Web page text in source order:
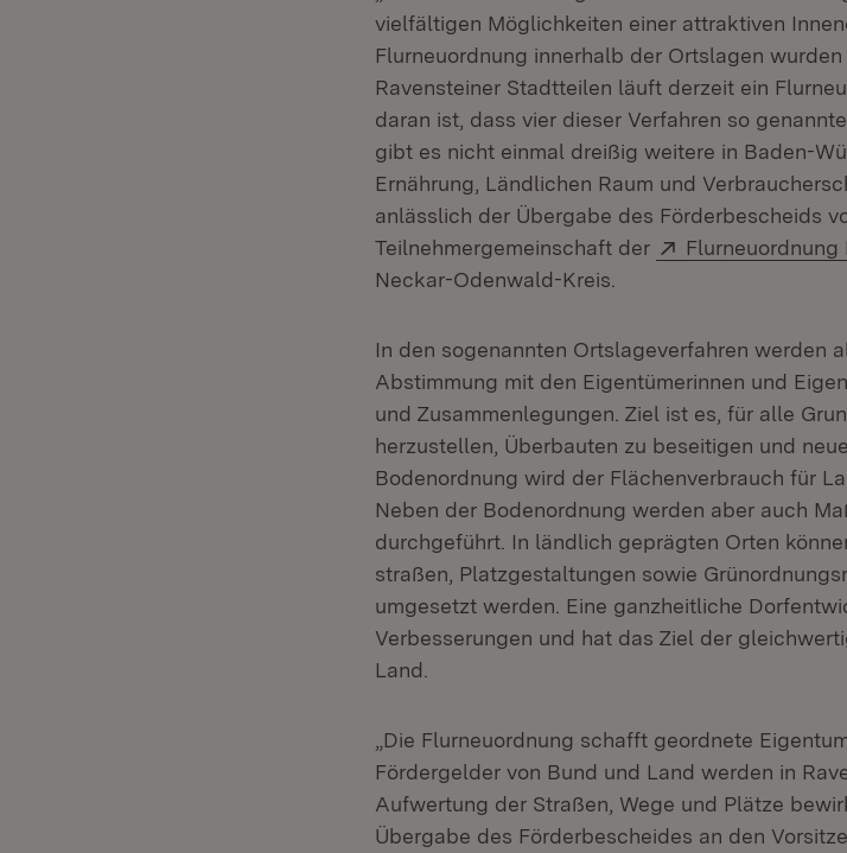
vielfältigen Möglichkeiten einer attraktiven
Flurneuordnung innerhalb der Ortslagen
Ravensteiner Stadtteilen läuft derzeit ein
daran ist, dass vier dieser Verfahren so
gibt es nicht einmal dreißig weitere in Baden-
Ernährung, Ländlichen Raum und
anlässlich der Übergabe des Förderbescheids
Teilnehmergemeinschaft der
Extern:
Neckar-Odenwald-Kreis.
In den sogenannten Ortslageverfahren werden
Abstimmung mit den Eigentümerinnen und
und Zusammenlegungen. Ziel ist es, für alle
herzustellen, Überbauten zu beseitigen und
Bodenordnung wird der Flächenverbrauch für
Neben der Bodenordnung werden aber auch
durchgeführt. In ländlich geprägten Orten
straßen, Platzgestaltungen sowie
umgesetzt werden. Eine ganzheitliche
Verbesserungen und hat das Ziel der
Land.
„Die Flurneuordnung schafft geordnete
Fördergelder von Bund und Land werden in
Aufwertung der Straßen, Wege und Plätze
Übergabe des Förderbescheides an den